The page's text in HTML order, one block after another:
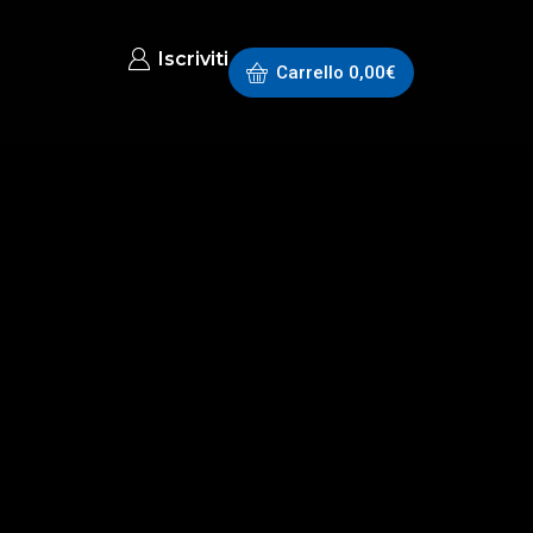
Iscriviti
Carrello 0,00€